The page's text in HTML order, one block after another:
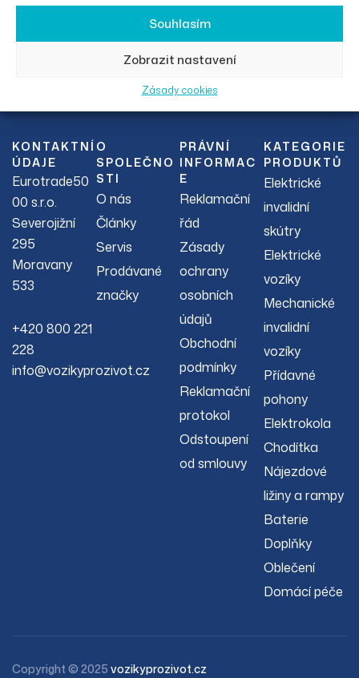
Souhlasím
Zobrazit nastavení
Zásady cookies
KONTAKTNÍ
ÚDAJE
Eurotrade50
00 s.r.o.
Severojižní
295
Moravany
533
+420 800 221
228
info@vozikyprozivot.cz
O
SPOLEČNO
STI
O nás
Články
Servis
Prodávané
značky
PRÁVNÍ
INFORMAC
E
Reklamační
řád
Zásady
ochrany
osobních
údajů
Obchodní
podmínky
Reklamační
protokol
Odstoupení
od smlouvy
KATEGORIE
PRODUKTŮ
Elektrické
invalidní
skútry
Elektrické
vozíky
Mechanické
invalidní
vozíky
Přídavné
pohony
Elektrokola
Chodítka
Nájezdové
ližiny a rampy
Baterie
Doplňky
Oblečení
Domácí péče
Copyright © 2025 vozikyprozivot.cz